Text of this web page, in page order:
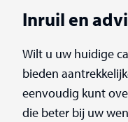
Inruil en
Wilt u uw huidige
bieden
eenvoudig kunt
die beter bij uw